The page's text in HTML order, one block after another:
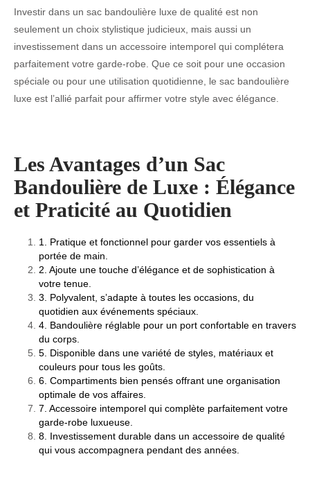
Investir dans un sac bandoulière luxe de qualité est non
seulement un choix stylistique judicieux, mais aussi un
investissement dans un accessoire intemporel qui complétera
parfaitement votre garde-robe. Que ce soit pour une occasion
spéciale ou pour une utilisation quotidienne, le sac bandoulière
luxe est l’allié parfait pour affirmer votre style avec élégance.
Les Avantages d’un Sac
Bandoulière de Luxe : Élégance
et Praticité au Quotidien
1. Pratique et fonctionnel pour garder vos essentiels à
portée de main.
2. Ajoute une touche d’élégance et de sophistication à
votre tenue.
3. Polyvalent, s’adapte à toutes les occasions, du
quotidien aux événements spéciaux.
4. Bandoulière réglable pour un port confortable en travers
du corps.
5. Disponible dans une variété de styles, matériaux et
couleurs pour tous les goûts.
6. Compartiments bien pensés offrant une organisation
optimale de vos affaires.
7. Accessoire intemporel qui complète parfaitement votre
garde-robe luxueuse.
8. Investissement durable dans un accessoire de qualité
qui vous accompagnera pendant des années.